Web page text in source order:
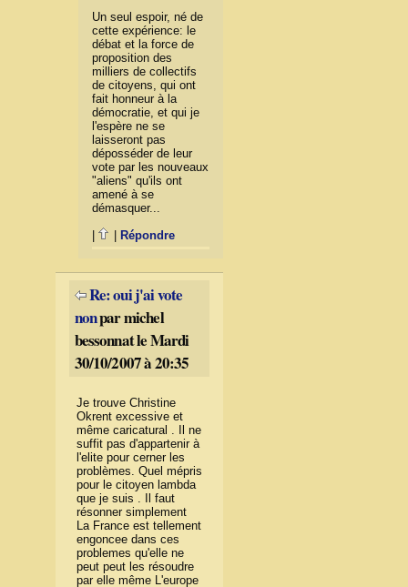
Un seul espoir, né de
cette expérience: le
débat et la force de
proposition des
milliers de collectifs
de citoyens, qui ont
fait honneur à la
démocratie, et qui je
l'espère ne se
laisseront pas
déposséder de leur
vote par les nouveaux
"aliens" qu'ils ont
amené à se
démasquer...
|
Répondre
Re: oui j'ai vote
nonpar michel
bessonnat le Mardi
30/10/2007 à 20:35
Je trouve Christine
Okrent excessive et
même caricatural . Il ne
suffit pas d'appartenir à
l'elite pour cerner les
problèmes. Quel mépris
pour le citoyen lambda
que je suis . Il faut
résonner simplement
La France est tellement
engoncee dans ces
problemes qu'elle ne
peut peut les résoudre
par elle même L'europe